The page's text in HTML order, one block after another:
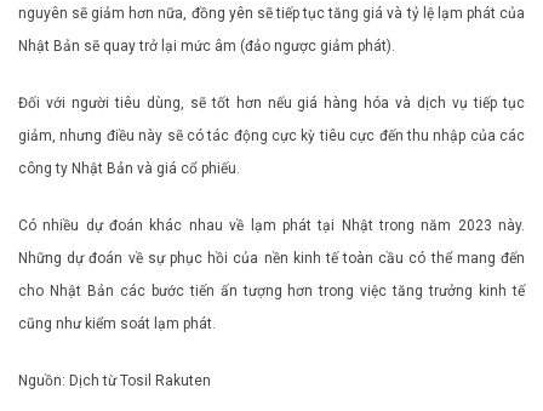
nguyên sẽ giảm hơn nữa, đồng yên sẽ tiếp tục tăng giá và tỷ lệ lạm phát của
Nhật Bản sẽ quay trở lại mức âm (đảo ngược giảm phát).
Đối với người tiêu dùng, sẽ tốt hơn nếu giá hàng hóa và dịch vụ tiếp tục
giảm, nhưng điều này sẽ có tác động cực kỳ tiêu cực đến thu nhập của các
công ty Nhật Bản và giá cổ phiếu.
Có nhiều dự đoán khác nhau về lạm phát tại Nhật trong năm 2023 này.
Những dự đoán về sự phục hồi của nền kinh tế toàn cầu có thể mang đến
cho Nhật Bản các bước tiến ấn tượng hơn trong việc tăng trưởng kinh tế
cũng như kiểm soát lạm phát.
Nguồn: Dịch từ Tosil Rakuten